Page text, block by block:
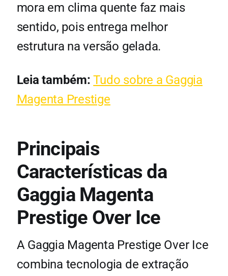
mora em clima quente faz mais
sentido, pois entrega melhor
estrutura na versão gelada.
Leia também:Tudo sobre a Gaggia
Magenta Prestige
Principais
Características da
Gaggia Magenta
Prestige Over Ice
A Gaggia Magenta Prestige Over Ice
combina tecnologia de extração